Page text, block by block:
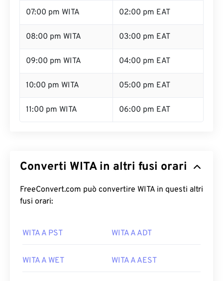
07:00 pm WITA 02:00 pm EAT
08:00 pm WITA 03:00 pm EAT
09:00 pm WITA 04:00 pm EAT
10:00 pm WITA 05:00 pm EAT
11:00 pm WITA 06:00 pm EAT
Converti WITA in altri fusi orari
FreeConvert.com può convertire WITA in questi altri
fusi orari:
WITA A PST WITA A ADT
WITA A WET WITA A AEST